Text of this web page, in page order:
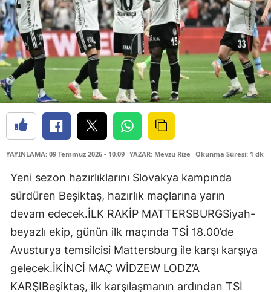
YAYINLAMA: 09 Temmuz 2026 - 10.09 YAZAR: Mevzu Rize Okunma Süresi: 1 dk
Yeni sezon hazırlıklarını Slovakya kampında
sürdüren Beşiktaş, hazırlık maçlarına yarın
devam edecek.İLK RAKİP MATTERSBURGSiyah-
beyazlı ekip, günün ilk maçında TSİ 18.00’de
Avusturya temsilcisi Mattersburg ile karşı karşıya
gelecek.İKİNCİ MAÇ WİDZEW LODZ’A
KARŞIBeşiktaş, ilk karşılaşmanın ardından TSİ